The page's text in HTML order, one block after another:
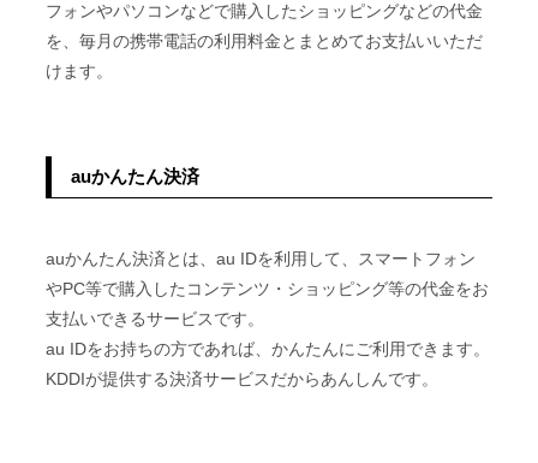
フォンやパソコンなどで購入したショッピングなどの代金
を、毎月の携帯電話の利用料金とまとめてお支払いいただ
けます。
auかんたん決済
auかんたん決済とは、au IDを利用して、スマートフォン
やPC等で購入したコンテンツ・ショッピング等の代金をお
支払いできるサービスです。
au IDをお持ちの方であれば、かんたんにご利用できます。
KDDIが提供する決済サービスだからあんしんです。